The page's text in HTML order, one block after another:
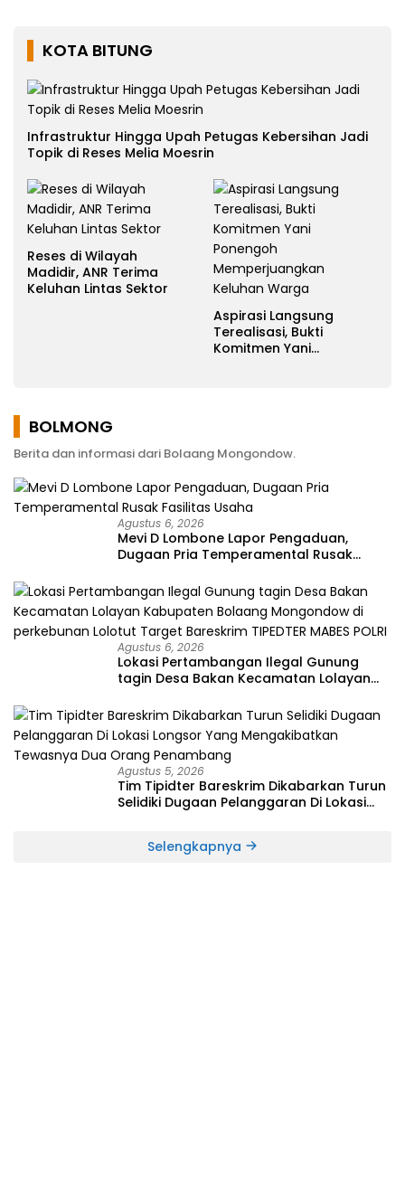
KOTA BITUNG
Infrastruktur Hingga Upah Petugas Kebersihan Jadi
Topik di Reses Melia Moesrin
Reses di Wilayah
Madidir, ANR Terima
Keluhan Lintas Sektor
Aspirasi Langsung
Terealisasi, Bukti
Komitmen Yani
BOLMONG
Berita dan informasi dari Bolaang Mongondow.
Agustus 6, 2026
Mevi D Lombone Lapor Pengaduan,
Dugaan Pria Temperamental Rusak
Agustus 6, 2026
Lokasi Pertambangan Ilegal Gunung
tagin Desa Bakan Kecamatan Lolayan
perkebunan Lolotut Target Bareskrim
TIPEDTER MABES POLRI
Agustus 5, 2026
Tim Tipidter Bareskrim Dikabarkan Turun
Selidiki Dugaan Pelanggaran Di Lokasi
Selengkapnya